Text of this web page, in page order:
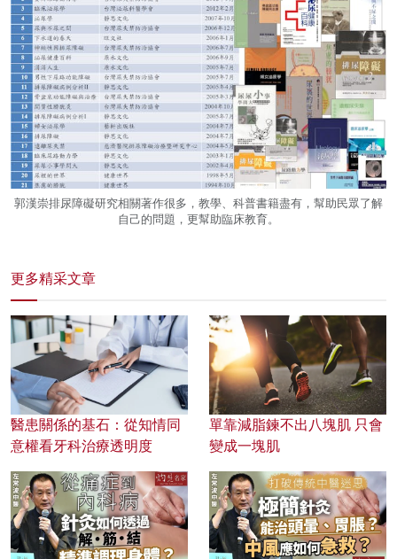
郭漢崇排尿障礙研究相關著作很多，教學、科普書籍盡有，幫助民眾了解
自己的問題，更幫助臨床教育。
更多精采文章
醫患關係的基石：從知情同
意權看牙科治療透明度
單靠減脂鍊不出八塊肌 只會
變成一塊肌